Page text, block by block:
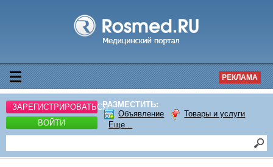
РЕКЛАМА
ЗАРЕГИСТРИРОВАТЬСЯ
ВОЙТИ
РАЗМЕСТИТЬ:
Объявление
Товары и услуги
Еще...